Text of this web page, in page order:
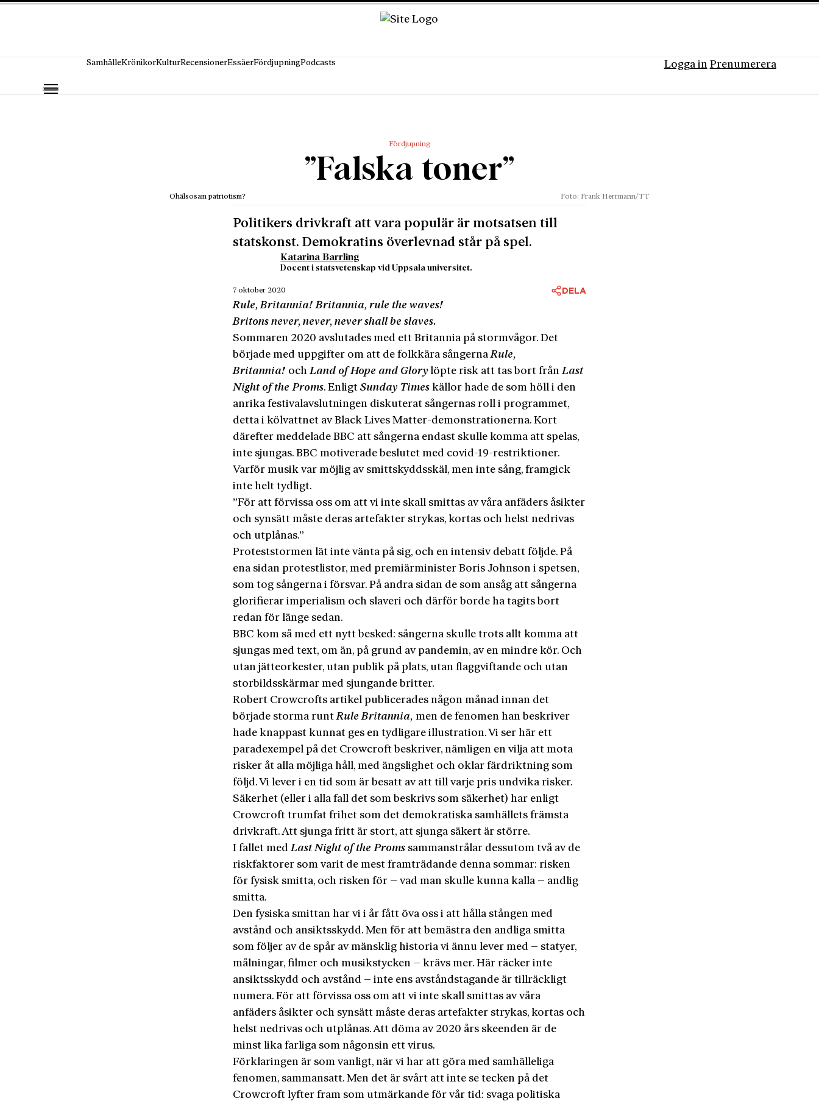
SamhälleKrönikorKulturRecensionerEssäerFördjupningPodcasts Logga in Prenumerera
Fördjupning
”Falska toner”
Ohälsosam patriotism? Foto: Frank Herrmann/TT
Politikers drivkraft att vara populär är motsatsen till
statskonst. Demokratins överlevnad står på spel.
Katarina Barrling
Docent i statsvetenskap vid Uppsala universitet.
7 oktober 2020 DELA
Rule, Britannia! Britannia, rule the waves!
Britons never, never, never shall be slaves.
Sommaren 2020 avslutades med ett Britannia på stormvågor. Det
började med uppgifter om att de folkkära sångernaRule,
Britannia! ochLand of Hope and Glory löpte risk att tas bort frånLast
Night of the Proms. EnligtSunday Times källor hade de som höll i den
anrika festivalavslutningen diskuterat sångernas roll i programmet,
detta i kölvattnet av Black Lives Matter-demonstrationerna. Kort
därefter meddelade BBC att sångerna endast skulle komma att spelas,
inte sjungas. BBC motiverade beslutet med covid-19-restriktioner.
Varför musik var möjlig av smittskyddsskäl, men inte sång, framgick
inte helt tydligt.
”För att förvissa oss om att vi inte skall smittas av våra anfäders åsikter
och synsätt måste deras artefakter strykas, kortas och helst nedrivas
och utplånas.”
Proteststormen lät inte vänta på sig, och en intensiv debatt följde. På
ena sidan protestlistor, med premiärminister Boris Johnson i spetsen,
som tog sångerna i försvar. På andra sidan de som ansåg att sångerna
glorifierar imperialism och slaveri och därför borde ha tagits bort
redan för länge sedan.
BBC kom så med ett nytt besked: sångerna skulle trots allt komma att
sjungas med text, om än, på grund av pandemin, av en mindre kör. Och
utan jätteorkester, utan publik på plats, utan flaggviftande och utan
storbildsskärmar med sjungande britter.
Robert Crowcrofts artikel publicerades någon månad innan det
började storma runtRule Britannia, men de fenomen han beskriver
hade knappast kunnat ges en tydligare illustration. Vi ser här ett
paradexempel på det Crowcroft beskriver, nämligen en vilja att mota
risker åt alla möjliga håll, med ängslighet och oklar färdriktning som
följd. Vi lever i en tid som är besatt av att till varje pris undvika risker.
Säkerhet (eller i alla fall det som beskrivs som säkerhet) har enligt
Crowcroft trumfat frihet som det demokratiska samhällets främsta
drivkraft. Att sjunga fritt är stort, att sjunga säkert är större.
I fallet medLast Night of the Proms sammanstrålar dessutom två av de
riskfaktorer som varit de mest framträdande denna sommar: risken
för fysisk smitta, och risken för – vad man skulle kunna kalla – andlig
smitta.
Den fysiska smittan har vi i år fått öva oss i att hålla stången med
avstånd och ansiktsskydd. Men för att bemästra den andliga smitta
som följer av de spår av mänsklig historia vi ännu lever med – statyer,
målningar, filmer och musikstycken – krävs mer. Här räcker inte
ansiktsskydd och avstånd – inte ens avståndstagande är tillräckligt
numera. För att förvissa oss om att vi inte skall smittas av våra
anfäders åsikter och synsätt måste deras artefakter strykas, kortas och
helst nedrivas och utplånas. Att döma av 2020 års skeenden är de
minst lika farliga som någonsin ett virus.
Förklaringen är som vanligt, när vi har att göra med samhälleliga
fenomen, sammansatt. Men det är svårt att inte se tecken på det
Crowcroft lyfter fram som utmärkande för vår tid: svaga politiska